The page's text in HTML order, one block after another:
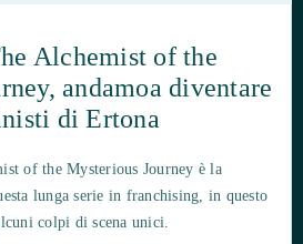
Alchemist of the
andamoa diventare
di Ertona
of the Mysterious Journey è la
lunga serie in franchising, in questo
colpi di scena unici.